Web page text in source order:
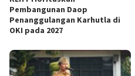
Pembangunan Daop
Penanggulangan Karhutla di
OKI pada 2027